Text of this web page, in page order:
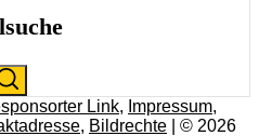
Link, Impressum,
, Bildrechte | © 2026